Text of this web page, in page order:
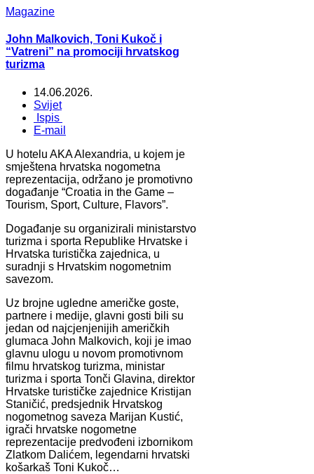
Magazine
John Malkovich, Toni Kukoč i
“Vatreni” na promociji hrvatskog
turizma
14.06.2026.
Svijet
Ispis
E-mail
U hotelu AKA Alexandria, u kojem je
smještena hrvatska nogometna
reprezentacija, održano je promotivno
događanje “Croatia in the Game –
Tourism, Sport, Culture, Flavors”.
Događanje su organizirali ministarstvo
turizma i sporta Republike Hrvatske i
Hrvatska turistička zajednica, u
suradnji s Hrvatskim nogometnim
savezom.
Uz brojne ugledne američke goste,
partnere i medije, glavni gosti bili su
jedan od najcjenjenijih američkih
glumaca John Malkovich, koji je imao
glavnu ulogu u novom promotivnom
filmu hrvatskog turizma, ministar
turizma i sporta Tonči Glavina, direktor
Hrvatske turističke zajednice Kristijan
Staničić, predsjednik Hrvatskog
nogometnog saveza Marijan Kustić,
igrači hrvatske nogometne
reprezentacije predvođeni izbornikom
Zlatkom Dalićem, legendarni hrvatski
košarkaš Toni Kukoč…